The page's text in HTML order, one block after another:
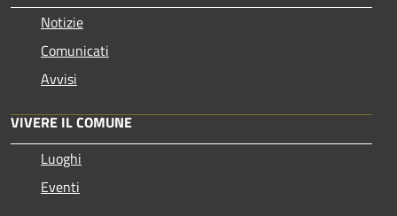
Notizie
Comunicati
Avvisi
VIVERE IL COMUNE
Luoghi
Eventi